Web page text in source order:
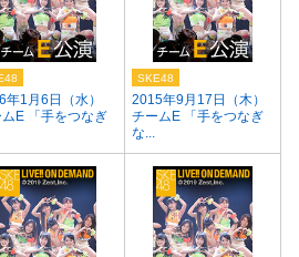
年1月6日（水）
E 「手をつなぎ
2015年9月17日（木）
チームE 「手をつなぎ
な...
SKE48